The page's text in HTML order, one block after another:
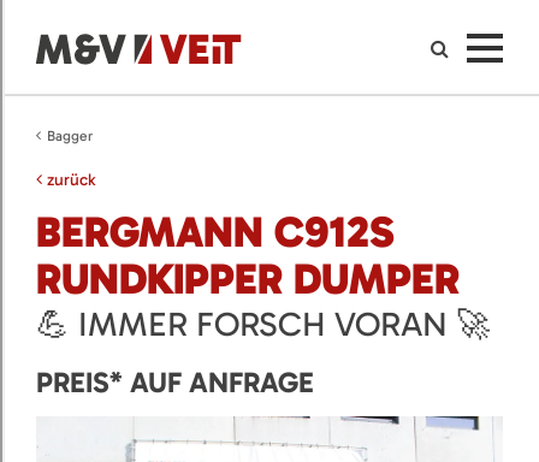
Bagger
zurück
BERGMANN C912S
RUNDKIPPER DUMPER
💪 IMMER FORSCH VORAN 🚀
PREIS* AUF ANFRAGE